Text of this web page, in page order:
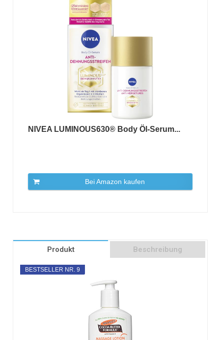
NIVEA LUMINOUS630® Body Öl-Serum...
Bei Amazon kaufen
Produkt Beschreibung
BESTSELLER NR. 9